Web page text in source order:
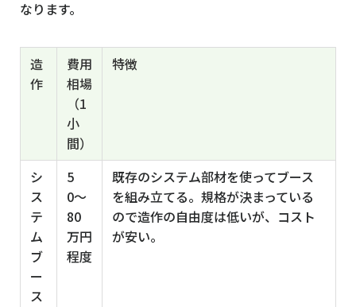
なります。
造
作
費用
相場
（1
小
間）
特徴
シ
ス
テ
ム
ブ
ー
ス
5
0〜
80
万円
程度
既存のシステム部材を使ってブース
を組み立てる。規格が決まっている
ので造作の自由度は低いが、コスト
が安い。